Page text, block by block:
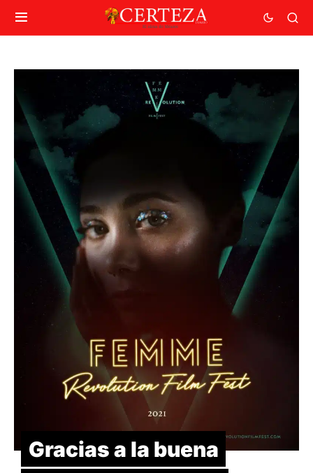
Gracias a la buena